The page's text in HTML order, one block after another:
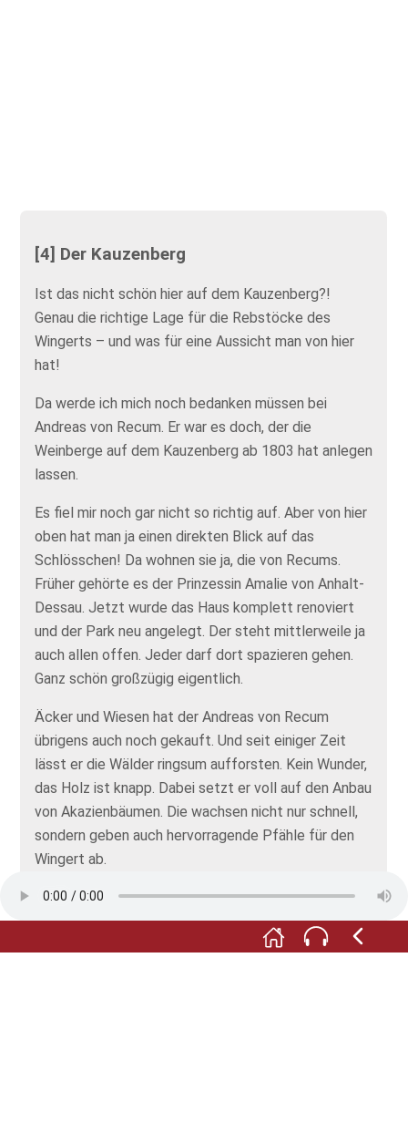
[4] Der Kauzenberg
Ist das nicht schön hier auf dem Kauzenberg?!
Genau die richtige Lage für die Rebstöcke des
Wingerts – und was für eine Aussicht man von hier
hat!
Da werde ich mich noch bedanken müssen bei
Andreas von Recum. Er war es doch, der die
Weinberge auf dem Kauzenberg ab 1803 hat anlegen
lassen.
Es fiel mir noch gar nicht so richtig auf. Aber von hier
oben hat man ja einen direkten Blick auf das
Schlösschen! Da wohnen sie ja, die von Recums.
Früher gehörte es der Prinzessin Amalie von Anhalt-
Dessau. Jetzt wurde das Haus komplett renoviert
und der Park neu angelegt. Der steht mittlerweile ja
auch allen offen. Jeder darf dort spazieren gehen.
Ganz schön großzügig eigentlich.
Äcker und Wiesen hat der Andreas von Recum
übrigens auch noch gekauft. Und seit einiger Zeit
lässt er die Wälder ringsum aufforsten. Kein Wunder,
das Holz ist knapp. Dabei setzt er voll auf den Anbau
von Akazienbäumen. Die wachsen nicht nur schnell,
sondern geben auch hervorragende Pfähle für den
Wingert ab.
Gerade erst habe ich seine Studie über das
Spätherbsten gelesen. Sehr interessant. Genauso
wie sein Bericht über den Anbau der Burgunderrebe.